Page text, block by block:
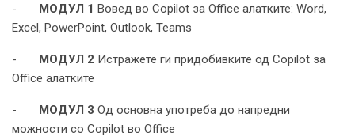
- МОДУЛ 1 Вовед во Copilot за Office алатките: Word,
Excel, PowerPoint, Outlook, Teams
- МОДУЛ 2 Истражете ги придобивките од Copilot за
Office алатките
- МОДУЛ 3 Од основна употреба до напредни
можности со Copilot во Office